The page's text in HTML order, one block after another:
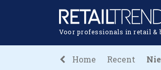
Voor professionals in retail &
Home Recent